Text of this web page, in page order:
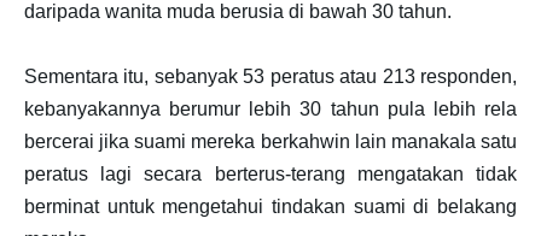
daripada wanita muda berusia di bawah 30 tahun.
Sementara itu, sebanyak 53 peratus atau 213 responden,
kebanyakannya berumur lebih 30 tahun pula lebih rela
bercerai jika suami mereka berkahwin lain manakala satu
peratus lagi secara berterus-terang mengatakan tidak
berminat untuk mengetahui tindakan suami di belakang